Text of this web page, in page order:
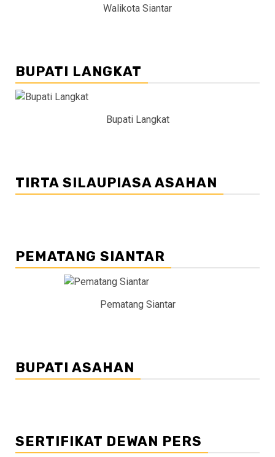
Walikota Siantar
BUPATI LANGKAT
Bupati Langkat
TIRTA SILAUPIASA ASAHAN
PEMATANG SIANTAR
Pematang Siantar
BUPATI ASAHAN
SERTIFIKAT DEWAN PERS